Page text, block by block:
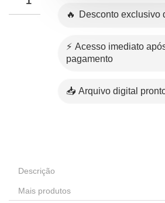
🔥 Desconto
⚡ Acesso imediato após a confirmação do
pagamento
📥 Arquivo digital
Descrição
Mais produtos